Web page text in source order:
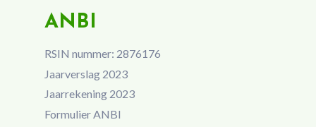
ANBI
RSIN nummer: 2876176
Jaarverslag 2023
Jaarrekening 2023
Formulier ANBI